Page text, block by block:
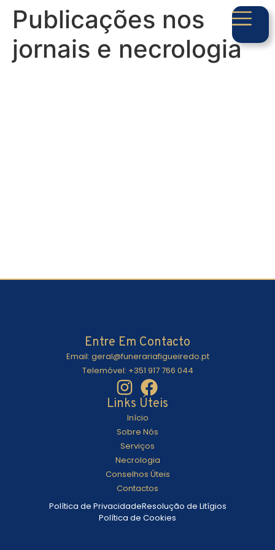
Publicações nos
jornais e necrologia
Links Úteis
Início
Sobre Nós
Serviços
Necrologia
Conselhos Úteis
Contactos
Entre Em Contacto
Email: geral@funerariafigueiredo.pt
Telemóvel: +351 917 766 044
Política de PrivacidadeResolução de Litígios
Política de Cookies